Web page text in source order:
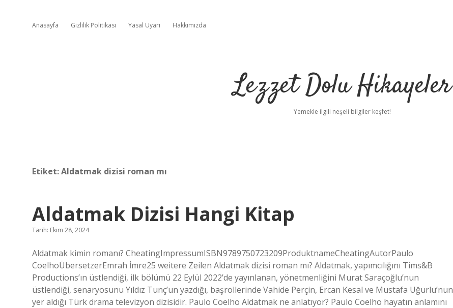
Anasayfa Gizlilik Politikası Yasal Uyarı Hakkımızda
Lezzet Dolu Hikayeler
Yemekle ilgili neşeli bilgiler keşfet!
Etiket:Aldatmak dizisi roman mı
Aldatmak Dizisi Hangi Kitap
Tarih: Ekim 28, 2024
Aldatmak kimin romanı? CheatingImpressumISBN9789750723209ProduktnameCheatingAutorPaulo
CoelhoÜbersetzerEmrah İmre25 weitere Zeilen Aldatmak dizisi roman mı? Aldatmak, yapımcılığını Tims&B
Productions’ın üstlendiği, ilk bölümü 22 Eylül 2022’de yayınlanan, yönetmenliğini Murat Saraçoğlu’nun
üstlendiği, senaryosunu Yıldız Tunç’un yazdığı, başrollerinde Vahide Perçin, Ercan Kesal ve Mustafa Uğurlu’nun
yer aldığı Türk drama televizyon dizisidir. Paulo Coelho Aldatmak ne anlatıyor? Paulo Coelho hayatın anlamını